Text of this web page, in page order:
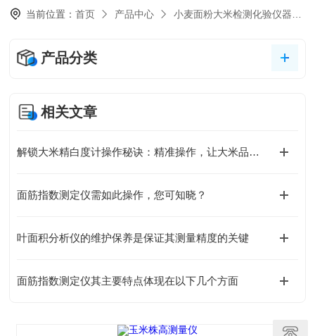
当前位置：首页 产品中心 小麦面粉大米检测化验仪器
产品分类
相关文章
解锁大米精白度计操作秘诀：精准操作，让大米品质一目了然！
面筋指数测定仪需如此操作，您可知晓？
叶面积分析仪的维护保养是保证其测量精度的关键
面筋指数测定仪其主要特点体现在以下几个方面